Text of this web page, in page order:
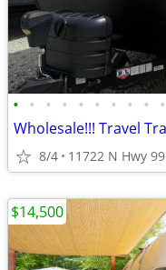
• • • • • • • • • •
8/4 11722 N Hwy 99
$14,500